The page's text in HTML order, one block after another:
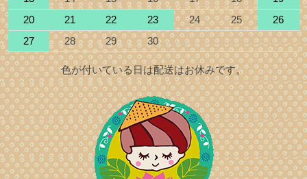
20
21 22 23 24 25
26
27
28 29 30
色が付いている日は配送はお休みです。